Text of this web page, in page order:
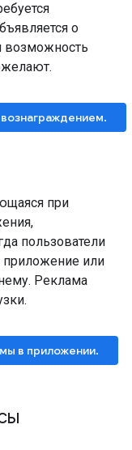
о
возможность
при
пользователи
или
Реклама
в приложении.